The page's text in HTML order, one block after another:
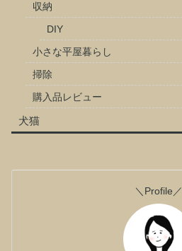
収納
DIY
小さな平屋暮らし
掃除
購入品レビュー
犬猫
＼Profile／